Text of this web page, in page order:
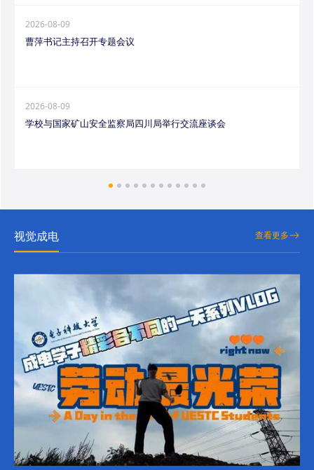
2026-08-09
曹萍书记主持召开专题会议
2026-08-09
学校与国家矿山安全监察局四川局举行交流座谈会
视觉成电 查看更多